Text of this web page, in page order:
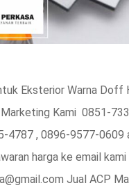
Eksterior Warna Doff
Marketing Kami 0851-
4787 , 0896-9577-0609
harga ke email
Jual ACP